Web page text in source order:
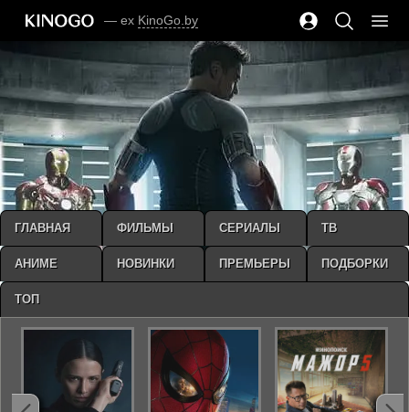
— ex KinoGo.by
ГЛАВНАЯ ФИЛЬМЫ СЕРИАЛЫ ТВ
АНИМЕ НОВИНКИ ПРЕМЬЕРЫ ПОДБОРКИ
ТОП